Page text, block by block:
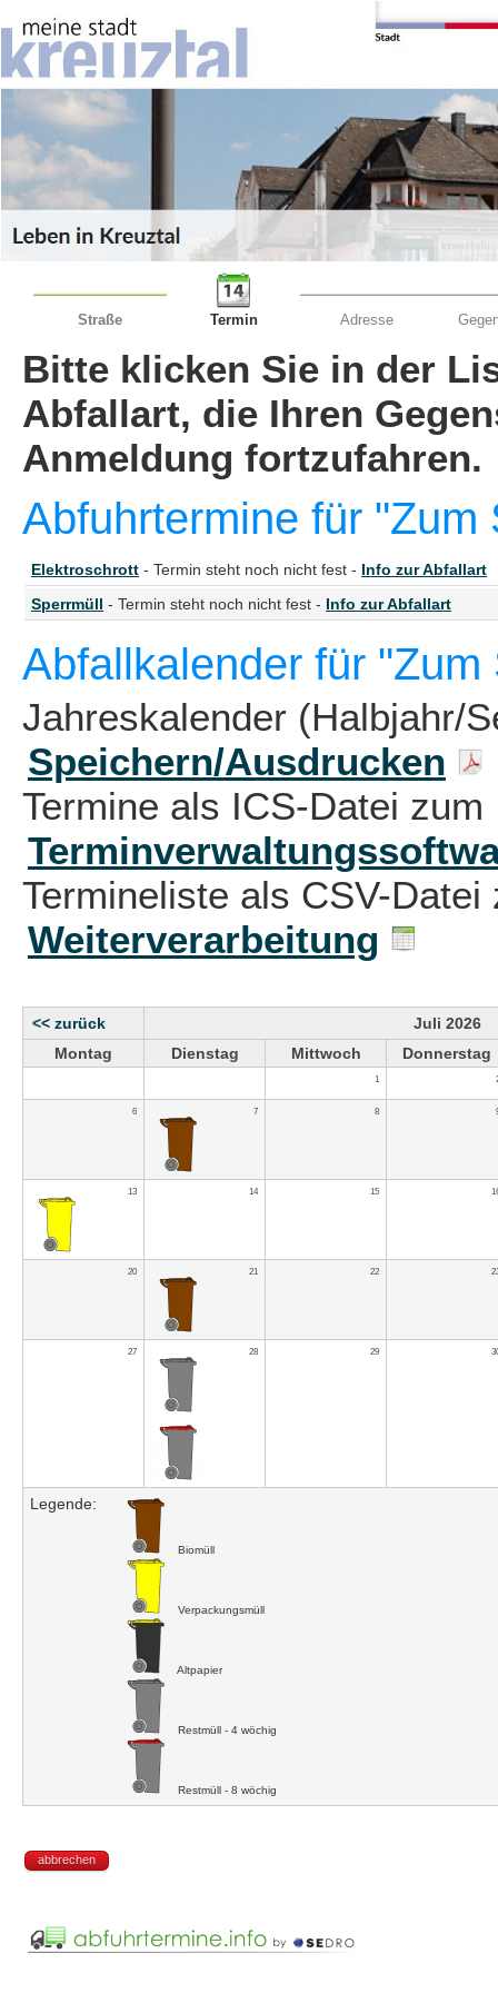
Straße Termin Adresse
Bitte klicken Sie in der
Abfallart, die Ihren
Anmeldung fortzufahren.
Abfuhrtermine für
Elektroschrott - Termin steht noch nicht fest - Info zur Abfallart
Sperrmüll - Termin steht noch nicht fest - Info zur Abfallart
Abfallkalender für
Jahreskalender (Halbjahr/
Speichern/Ausdrucken
Termine als ICS-Datei zum
Termineliste als CSV-
Weiterverarbeitung
<< zurück
Juli 2026
Montag
Dienstag Mittwoch Donnerstag
1
6 7 8
13 14 15
20 21 22
27 28 29
Legende:
Biomüll
Verpackungsmüll
Altpapier
Restmüll - 4 wöchig
Restmüll - 8 wöchig
abbrechen